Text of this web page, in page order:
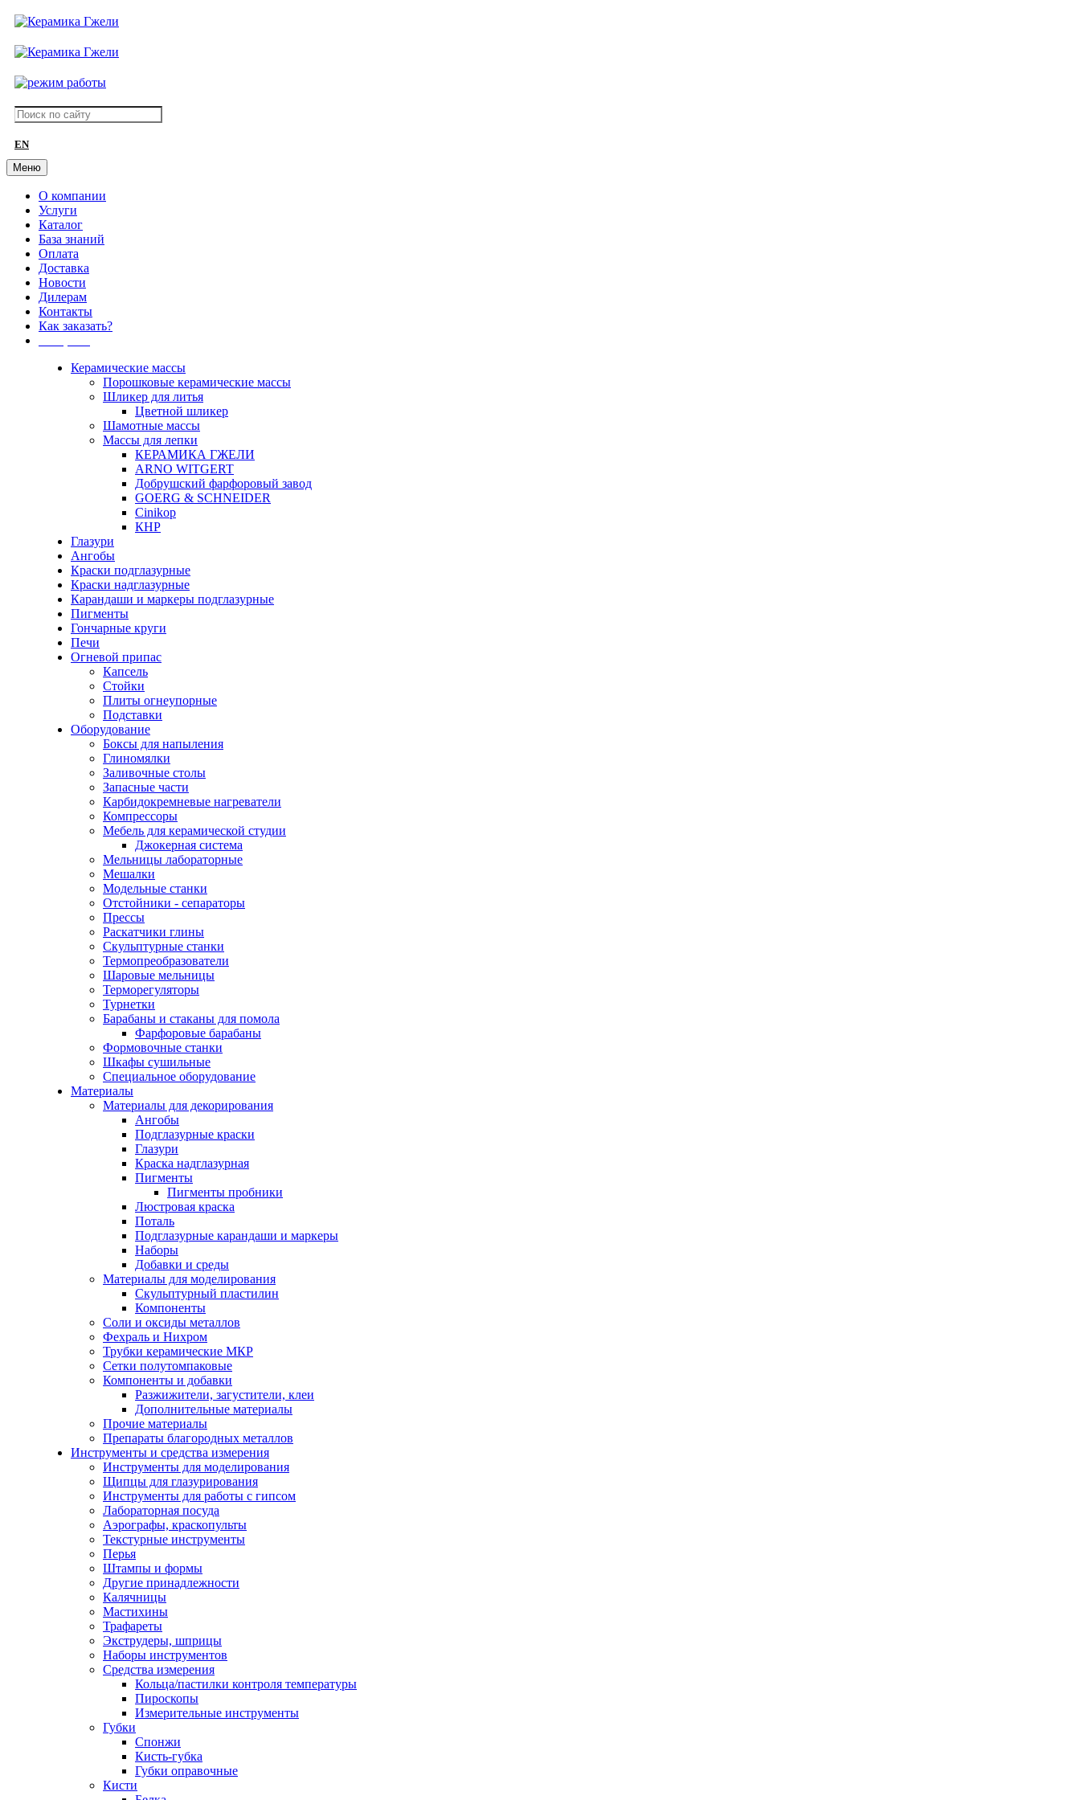
EN
Меню
О компании
Услуги
Каталог
База знаний
Оплата
Доставка
Новости
Дилерам
Контакты
Как заказать?
Керамические массы
Порошковые керамические массы
Шликер для литья
Цветной шликер
Шамотные массы
Массы для лепки
КЕРАМИКА ГЖЕЛИ
ARNO WITGERT
Добрушский фарфоровый завод
GOERG & SCHNEIDER
Cinikop
КНР
Глазури
Ангобы
Краски подглазурные
Краски надглазурные
Карандаши и маркеры подглазурные
Пигменты
Гончарные круги
Печи
Огневой припас
Капсель
Стойки
Плиты огнеупорные
Подставки
Оборудование
Боксы для напыления
Глиномялки
Заливочные столы
Запасные части
Карбидокремневые нагреватели
Компрессоры
Мебель для керамической студии
Джокерная система
Мельницы лабораторные
Мешалки
Модельные станки
Отстойники - сепараторы
Прессы
Раскатчики глины
Скульптурные станки
Термопреобразователи
Шаровые мельницы
Терморегуляторы
Турнетки
Барабаны и стаканы для помола
Фарфоровые барабаны
Формовочные станки
Шкафы сушильные
Специальное оборудование
Материалы
Материалы для декорирования
Ангобы
Подглазурные краски
Глазури
Краска надглазурная
Пигменты
Пигменты пробники
Люстровая краска
Поталь
Подглазурные карандаши и маркеры
Наборы
Добавки и среды
Материалы для моделирования
Скульптурный пластилин
Компоненты
Соли и оксиды металлов
Фехраль и Нихром
Трубки керамические МКР
Сетки полутомпаковые
Компоненты и добавки
Разжижители, загустители, клеи
Дополнительные материалы
Прочие материалы
Препараты благородных металлов
Инструменты и средства измерения
Инструменты для моделирования
Щипцы для глазурирования
Инструменты для работы с гипсом
Лабораторная посуда
Аэрографы, краскопульты
Текстурные инструменты
Перья
Штампы и формы
Другие принадлежности
Калячницы
Мастихины
Трафареты
Экструдеры, шприцы
Наборы инструментов
Средства измерения
Кольца/пастилки контроля температуры
Пироскопы
Измерительные инструменты
Губки
Спонжи
Кисть-губка
Губки оправочные
Кисти